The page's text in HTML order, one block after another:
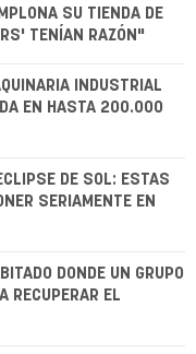
SU TIENDA DE
TENÍAN RAZÓN"
INDUSTRIAL
EN HASTA 200.000
DE SOL: ESTAS
SERIAMENTE EN
DONDE UN GRUPO
RECUPERAR EL